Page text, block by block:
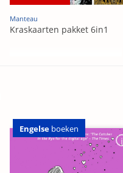
Manteau
Kraskaarten pakket 6in1
Engelse boeken